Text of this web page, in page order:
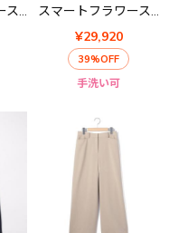
¥29,920
39%OFF
手洗い可